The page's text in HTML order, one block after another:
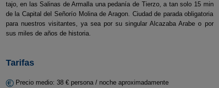
tajo, en las Salinas de Armalla una pedanía de Tierzo, a tan solo 15 min
de la Capital del Señorío Molina de Aragon. Ciudad de parada obligatoria
para nuestros visitantes, ya sea por su singular Alcazaba Arabe o por
sus miles de años de historia.
Tarifas
Precio medio: 38 € persona / noche aproximadamente